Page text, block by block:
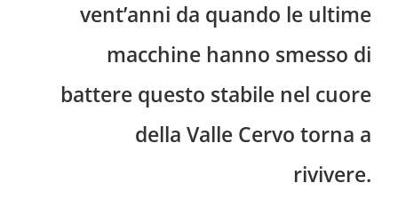
vent’anni da quando le ultime
macchine hanno smesso di
battere questo stabile nel cuore
della Valle Cervo torna a
rivivere.